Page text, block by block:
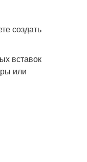
создать
вставок
или